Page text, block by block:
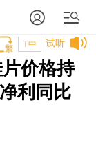
试听
T中
价格持
利同比